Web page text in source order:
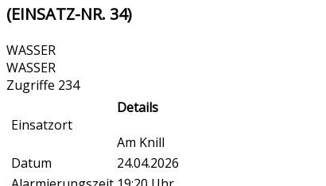
(EINSATZ-NR. 34)
WASSER
WASSER
Zugriffe 234
Einsatzort
Details
Am Knill
Datum
24.04.2026